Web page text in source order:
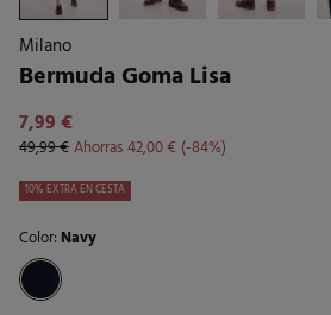
Milano
Bermuda Goma Lisa
7,99 €
49,99 €Ahorras42,00 € 84
10% EXTRA EN CESTA
Color: Navy